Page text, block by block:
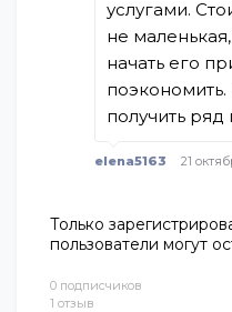
0 подписчиков
1 отзыв
услугами.
не
начать его
получить
elena5163 21
Только
пользователи могут